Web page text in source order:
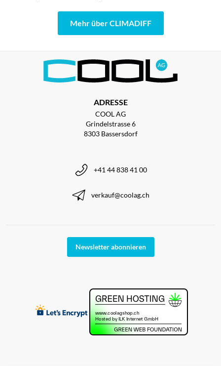
Mehr über CLIMADIFF
ADRESSE
COOL AG
Grindelstrasse 6
8303 Bassersdorf
+41 44 838 41 00
verkauf@coolag.ch
Newsletter abonnieren